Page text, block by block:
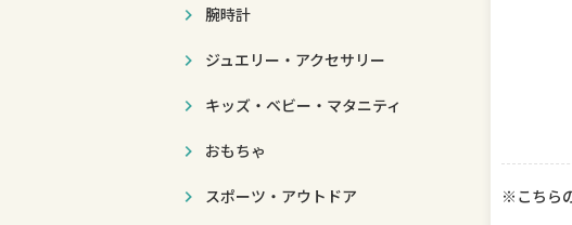
腕時計
ジュエリー・アクセサリー
キッズ・ベビー・マタニティ
おもちゃ
スポーツ・アウトドア
※こちら